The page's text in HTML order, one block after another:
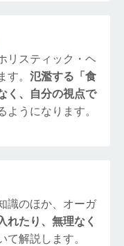
リスティック・ヘ
す。 氾濫する「食
く、自分の視点で
ようになります。
識のほか、オーガ
れたり、無理なく
て解説します。